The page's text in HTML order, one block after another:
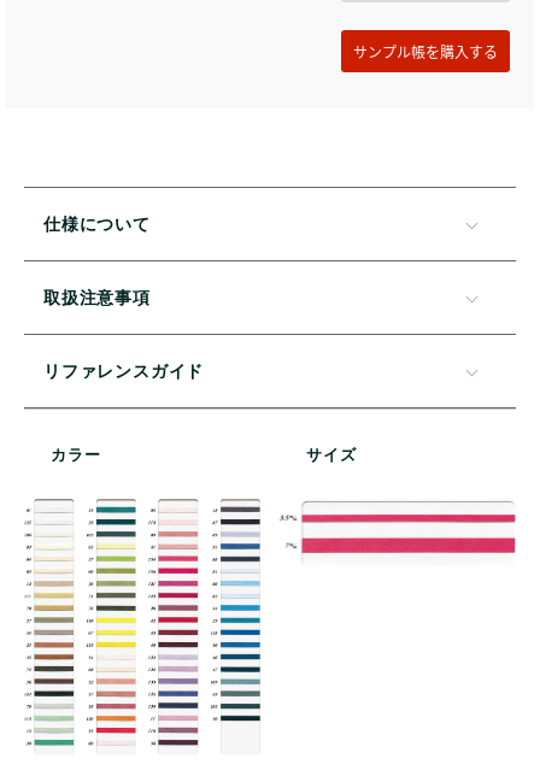
仕様について
取扱注意事項
リファレンスガイド
カラー サイズ